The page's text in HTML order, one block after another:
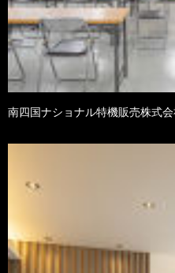
南四国ナショナル特機販売株式